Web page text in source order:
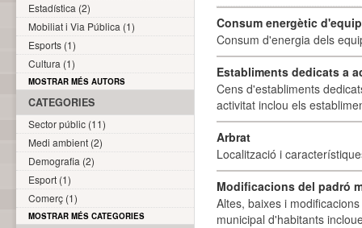
Consum energètic
Consum d'energia dels
Establiments dedicats a
Cens d'establiments
activitat inclou els
Arbrat
Localització i
Modificacions del padró
Altes, baixes i
municipal d'habitants
Estadística (2)
Mobiliat i Via Pública (1)
Esports (1)
Cultura (1)
MOSTRAR MÉS AUTORS
CATEGORIES
Sector públic (11)
Medi ambient (2)
Demografia (2)
Esport (1)
Comerç (1)
MOSTRAR MÉS CATEGORIES